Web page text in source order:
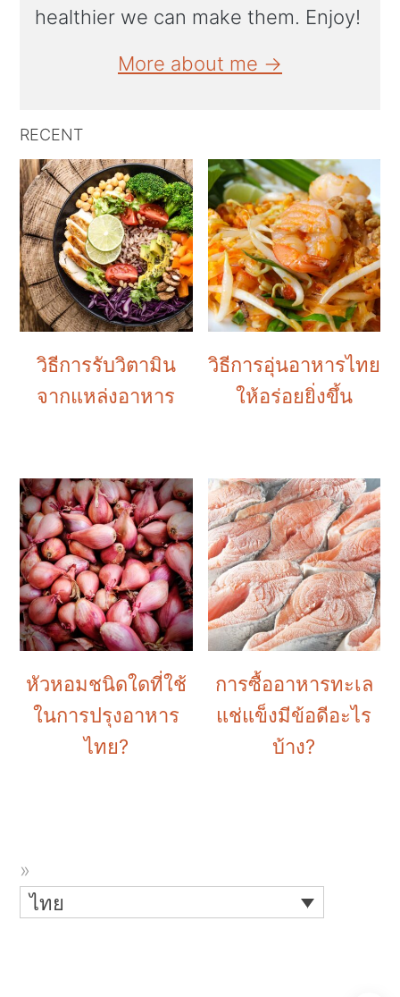
healthier we can make them. Enjoy!
More about me →
RECENT
วิธีการรับวิตามิน
จากแหล่งอาหาร
วิธีการอุ่นอาหารไทย
ให้อร่อยยิ่งขึ้น
หัวหอมชนิดใดที่ใช้
ในการปรุงอาหาร
ไทย?
การซื้ออาหารทะเล
แช่แข็งมีข้อดีอะไร
บ้าง?
ไทย